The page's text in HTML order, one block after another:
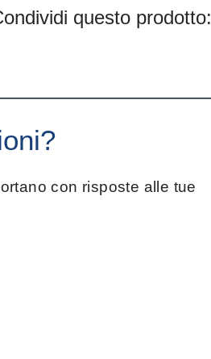
questo prodotto:
con risposte alle tue